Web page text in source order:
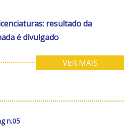
resultado da
é divulgado
VER MAIS
n.05